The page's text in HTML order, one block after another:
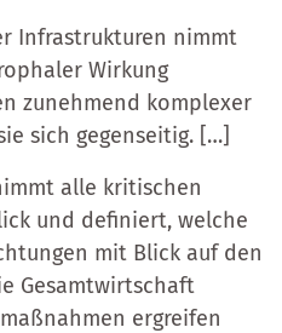
Infrastrukturen nimmt
Wirkung
zunehmend komplexer
sich gegenseitig. […]
alle kritischen
und definiert, welche
mit Blick auf den
Gesamtwirtschaft
ergreifen